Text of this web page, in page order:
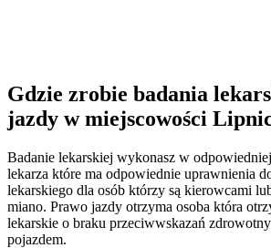
Gdzie zrobie badania
jazdy w miejscowości
Badanie lekarskiej wykonasz w
lekarza które ma odpowiednie uprawnienia
lekarskiego dla osób którzy są kierowcami
miano. Prawo jazdy otrzyma osoba która
lekarskie o braku przeciwwskazań
pojazdem.